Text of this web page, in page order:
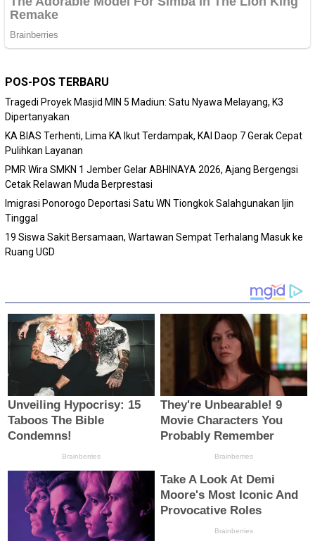
POS-POS TERBARU
Tragedi Proyek Masjid MIN 5 Madiun: Satu Nyawa Melayang, K3
Dipertanyakan
KA BIAS Terhenti, Lima KA Ikut Terdampak, KAI Daop 7 Gerak Cepat
Pulihkan Layanan
PMR Wira SMKN 1 Jember Gelar ABHINAYA 2026, Ajang Bergengsi
Cetak Relawan Muda Berprestasi
Imigrasi Ponorogo Deportasi Satu WN Tiongkok Salahgunakan Ijin
Tinggal
19 Siswa Sakit Bersamaan, Wartawan Sempat Terhalang Masuk ke
Ruang UGD